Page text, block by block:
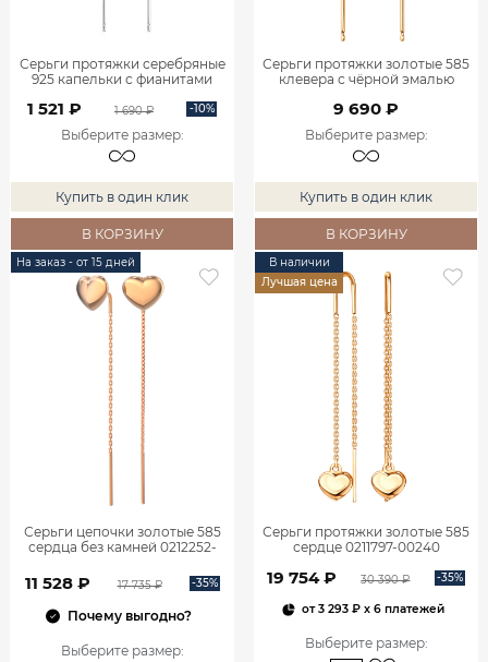
Серьги протяжки серебряные
925 капельки с фианитами
1 521 ₽ 1 690 ₽ -10%
Выберите размер:
Купить в один клик
В КОРЗИНУ
Серьги протяжки золотые 585
клевера с чёрной эмалью
9 690 ₽
Выберите размер:
Купить в один клик
В КОРЗИНУ
На заказ - от 15 дней
Серьги цепочки золотые 585
сердца без камней 0212252-
11 528 ₽ 17 735 ₽ -35%
Почему выгодно?
Выберите размер:
В наличии
Лучшая цена
Серьги протяжки золотые 585
сердце 0211797-00240
19 754 ₽ 30 390 ₽ -35%
от3 293 ₽x 6 платежей
Выберите размер: